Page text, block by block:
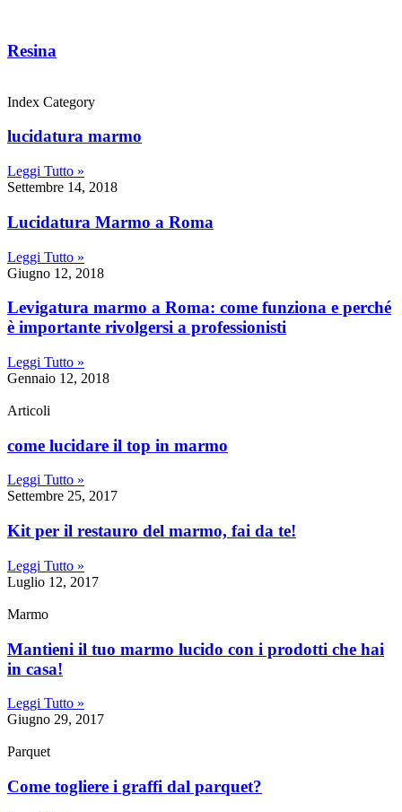
Resina
Index Category
lucidatura marmo
Leggi Tutto »
Settembre 14, 2018
Lucidatura Marmo a Roma
Leggi Tutto »
Giugno 12, 2018
Levigatura marmo a Roma: come funziona e perché
è importante rivolgersi a professionisti
Leggi Tutto »
Gennaio 12, 2018
Articoli
come lucidare il top in marmo
Leggi Tutto »
Settembre 25, 2017
Kit per il restauro del marmo, fai da te!
Leggi Tutto »
Luglio 12, 2017
Marmo
Mantieni il tuo marmo lucido con i prodotti che hai
in casa!
Leggi Tutto »
Giugno 29, 2017
Parquet
Come togliere i graffi dal parquet?